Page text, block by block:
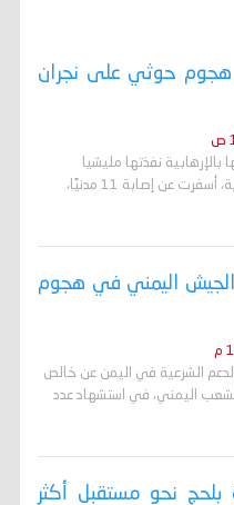
مدنيًا في هجوم حوثي على نجران
بالإرهابية نفذتها مليشيا
الحوثي على منطقة نجران في السعودية، أسفرت عن إصابة 11 مدنيًا،
الجيش اليمني في هجوم
لدعم الشرعية في اليمن عن خالص
اليمني، في استشهاد عدد
بلحج نحو مستقبل أكثر